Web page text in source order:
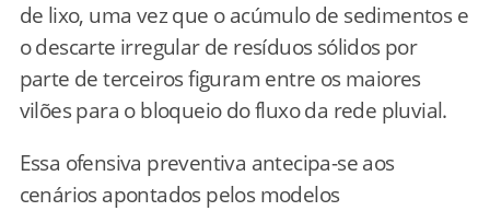
de lixo, uma vez que o acúmulo de sedimentos e
o descarte irregular de resíduos sólidos por
parte de terceiros figuram entre os maiores
vilões para o bloqueio do fluxo da rede pluvial.
Essa ofensiva preventiva antecipa-se aos
cenários apontados pelos modelos